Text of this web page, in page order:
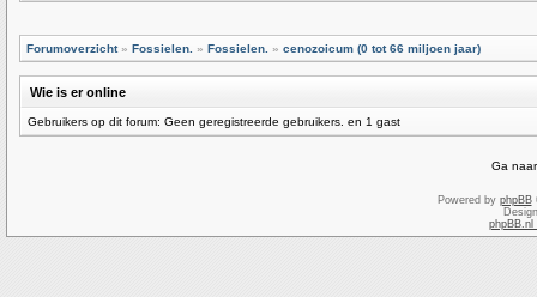
Forumoverzicht» Fossielen. » Fossielen. » cenozoicum (0 tot 66 miljoen jaar)
Wie is er online
Gebruikers op dit forum: Geen geregistreerde gebruikers. en 1 gast
Ga
Powered by phpBB
phpBB.nl